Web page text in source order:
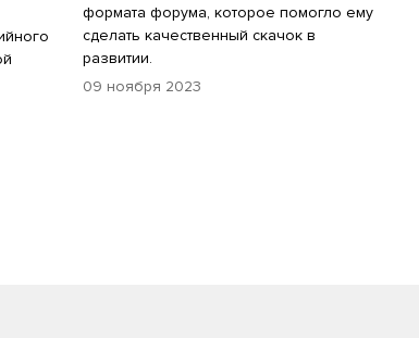
формата форума, которое помогло ему
сделать качественный скачок в
развитии.
09 ноября 2023